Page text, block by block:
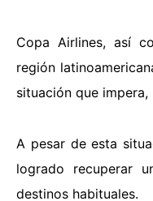
Copa Airlines, así
región
situación que
A pesar de esta
logrado recuperar
destinos habituales.